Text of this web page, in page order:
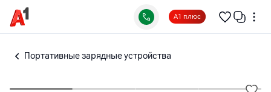
А1 плюс
Портативные зарядные устройства